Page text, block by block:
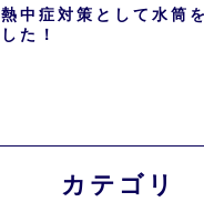
熱中症対策として水筒
した！
カテゴリ